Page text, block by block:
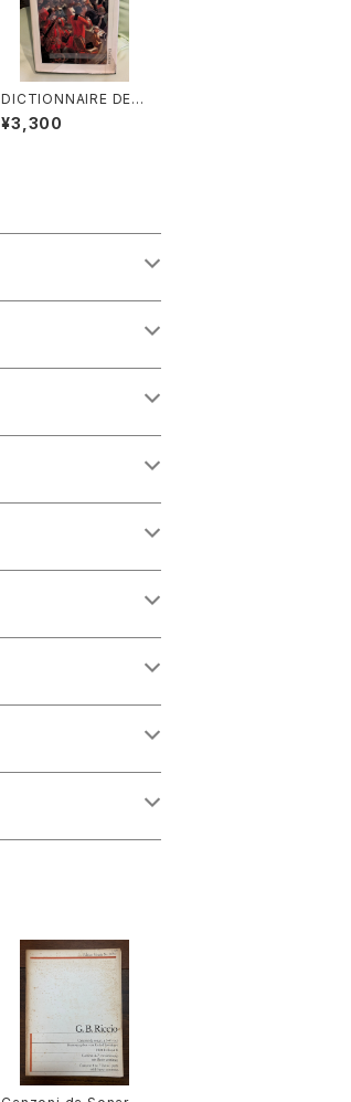
DICTIONNAIRE DE L
A MUSIQUE Ⅰ :les
mens et leurs œuvr
¥3,300